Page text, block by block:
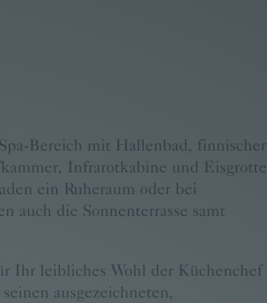
Bereich mit Hallenbad, finnischer
Infrarotkabine und Eisgrotte
ein Ruheraum oder bei
auch die Sonnenterrasse samt
Ihr leibliches Wohl der Küchenchef
ausgezeichneten,